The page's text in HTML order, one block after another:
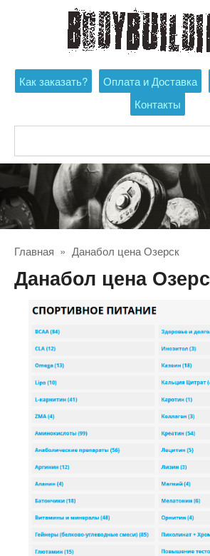
Как заказать? Оплата и Доставка
Контакты
Главная » Данабол цена Озерск
Данабол цена